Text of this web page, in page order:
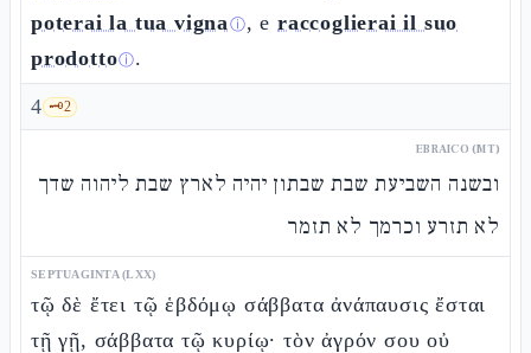
poterai la tua vignaⓘ, eraccoglierai il suo
prodottoⓘ.
4 🗝️2
EBRAICO (MT)
ובשנה השביעת שבת שבתון יהיה לארץ שבת ליהוה שדך
לא תזרע וכרמך לא תזמר
SEPTUAGINTA (LXX)
τῷ δὲ ἔτει τῷ ἑβδόμῳ σάββατα ἀνάπαυσις ἔσται
τῇ γῇ, σάββατα τῷ κυρίῳ· τὸν ἀγρόν σου οὐ